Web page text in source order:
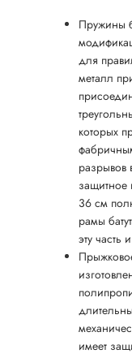
Пружины
для
металл
которых
разрывов
36 см
рамы
эту часть
имеет